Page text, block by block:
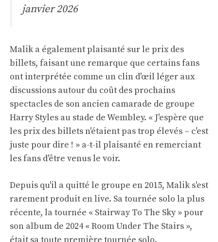
janvier 2026
Malik a également plaisanté sur le prix des
billets, faisant une remarque que certains fans
ont interprétée comme un clin d'œil léger aux
discussions autour du coût des prochains
spectacles de son ancien camarade de groupe
Harry Styles au stade de Wembley. « J'espère que
les prix des billets n'étaient pas trop élevés – c'est
juste pour dire ! » a-t-il plaisanté en remerciant
les fans d'être venus le voir.
Depuis qu'il a quitté le groupe en 2015, Malik s'est
rarement produit en live. Sa tournée solo la plus
récente, la tournée « Stairway To The Sky » pour
son album de 2024 « Room Under The Stairs »,